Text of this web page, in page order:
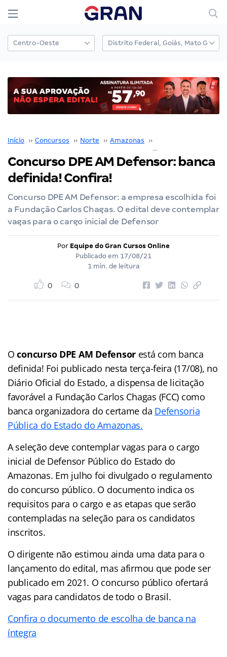
Início ›› Concursos ›› Norte ›› Amazonas ››
Concurso DPE AM Defensor: banca
definida! Confira!
Concurso DPE AM Defensor: a empresa escolhida foi
a Fundação Carlos Chagas. O edital deve contemplar
vagas para o cargo inicial de Defensor
Por Equipe do Gran Cursos Online
Publicado em 17/08/21
1 min. de leitura
0 0
Oconcurso DPE AM Defensor está com banca
definida! Foi publicado nesta terça-feira (17/08), no
Diário Oficial do Estado, a dispensa de licitação
favorável a Fundação Carlos Chagas (FCC) como
banca organizadora do certame da Defensoria
Pública do Estado do Amazonas.
A seleção deve contemplar vagas para o cargo
inicial de Defensor Público do Estado do
Amazonas. Em julho foi divulgado o regulamento
do concurso público. O documento indica os
requisitos para o cargo e as etapas que serão
contempladas na seleção para os candidatos
inscritos.
O dirigente não estimou ainda uma data para o
lançamento do edital, mas afirmou que pode ser
publicado em 2021. O concurso público ofertará
vagas para candidatos de todo o Brasil.
Confira o documento de escolha de banca na
íntegra